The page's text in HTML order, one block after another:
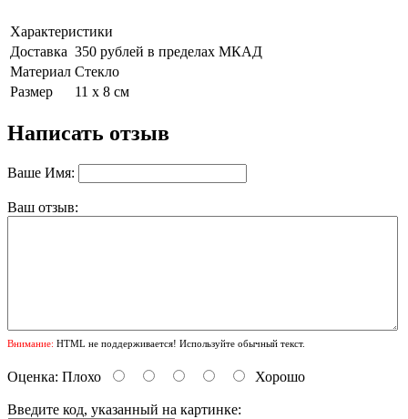
Характеристики
Доставка 350 рублей в пределах МКАД
Материал Стекло
Размер
11 х 8 см
Написать отзыв
Ваше Имя:
Ваш отзыв:
Внимание: HTML не поддерживается! Используйте обычный текст.
Оценка: Плохо Хорошо
Введите код, указанный на картинке: